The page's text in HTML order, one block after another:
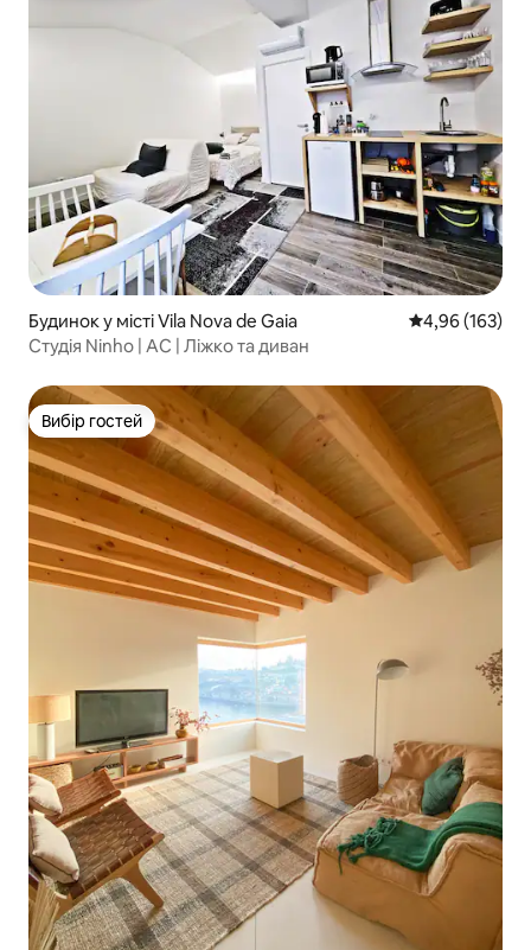
Будинок у місті Vila Nova de Gaia Середня
4,96 (163)
Студія Ninho | AC | Ліжко та диван
Вибір гостей
Вибір гостей